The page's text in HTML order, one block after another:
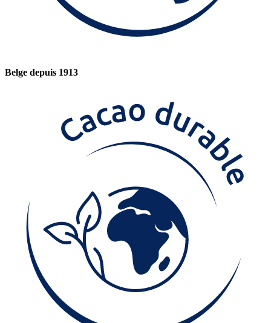
Belge depuis 1913